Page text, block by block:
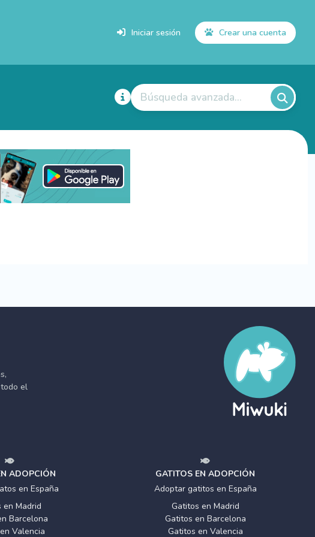
Iniciar sesión Crear una cuenta
Búsqueda avanzada...
el
ADOPCIÓN
en España
en Madrid
Barcelona
Valencia
GATITOS EN ADOPCIÓN
Adoptar gatitos en España
Gatitos en Madrid
Gatitos en Barcelona
Gatitos en Valencia